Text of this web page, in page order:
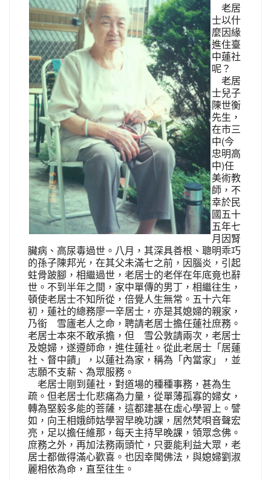
老居
士以什
麼因緣
進住臺
中蓮社
呢？
老居
士兒子
陳世衡
先生，
在市三
中(今
忠明高
中)任
美術教
師，不
幸於民
國五十
五年七
月因腎
臟病、高尿毒過世。八月，其深具善根、聰明乖巧
的孫子陳邦光，在其父未滿七之前，因腦炎，引起
蛀骨跛腳，相繼過世，老居士的老伴在年底竟也辭
世。不到半年之間，家中單傳的男丁，相繼往生，
頓使老居士不知所從，倍覺人生無常。五十六年
初，蓮社的總務廖一辛居士，亦是其媳婦的親家，
乃銜 雪廬老人之命，聘請老居士擔任蓮社庶務。
老居士本來不敢承擔，但 雪公敦請兩次，老居士
及媳婦，遂遵師命，進住蓮社。從此老居士「居蓮
社、督中饋」，以蓮社為家，稱為「內當家」，並
志願不支薪、為眾服務。
老居士剛到蓮社，對道場的種種事務，甚為生
疏。但老居士化悲痛為力量，從單薄孤寡的婦女，
轉為堅毅多能的菩薩，這都建基在虛心學習上。譬
如，向王相娥師姑學習早晚功課，居然梵唄音聲宏
亮，足以擔任維那，每天主持早晚課，領眾念佛。
庶務之外，再加法務兩頭忙，只要能利益大眾，老
居士都做得滿心歡喜。也因幸聞佛法，與媳婦劉淑
麗相依為命，直至往生。